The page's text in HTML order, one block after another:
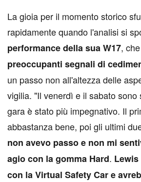
La gioia per il momento storico
rapidamente quando l'analisi si
performance della sua W17,
preoccupanti segnali di
un passo non all'altezza delle
vigilia. "Il venerdì e il sabato sono
gara è stato più impegnativo. Il
abbastanza bene, poi gli ultimi
non avevo passo e non mi
agio con la gomma Hard.
con la Virtual Safety Car e